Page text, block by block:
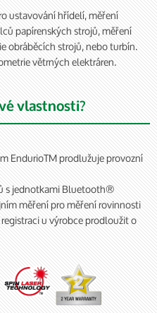
ustavování hřídelí, měření
papírenských strojů, měření
obráběcích strojů, nebo turbín.
větrných elektráren.
vlastnosti?
EndurioTM prodlužuje provozní
s jednotkami Bluetooth®
měření pro měření rovinnosti
u výrobce prodloužit o